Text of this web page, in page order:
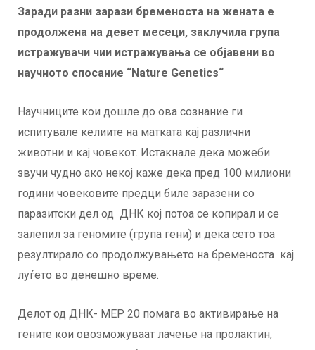
Заради разни зарази бременоста на жената е
продолжена на девет месеци, заклучила група
истражувачи чии истражувања се објавени во
научното спосание “Nature Genetics“
Научниците кои дошле до ова сознание ги
испитувале келиите на матката кај различни
животни и кај човекот. Истакнале дека можеби
звучи чудно ако некој каже дека пред 100 милиони
години човековите предци биле заразени со
паразитски дел од ДНК кој потоа се кoпирал и се
залепил за геномите (група гени) и дека сето тоа
резултирало со продолжувањето на бременоста кај
луѓето во денешно време.
Делот од ДНК- МЕР 20 помага во активирање на
гените кои овозможуваат лачење на пролактин,